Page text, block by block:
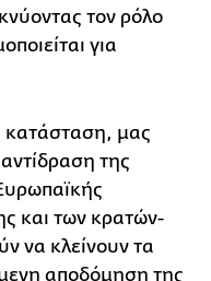
τον ρόλο
για
μας
της
και των κρατών-
να κλείνουν τα
αποδόμηση της